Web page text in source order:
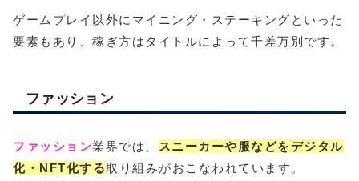
ゲームプレイ以外にマイニング・ステーキングといった
要素もあり、稼ぎ方はタイトルによって千差万別です。
ファッション
ファッション業界では、
スニーカーや服などをデジタル
化・NFT化する取り組みがおこなわれています。